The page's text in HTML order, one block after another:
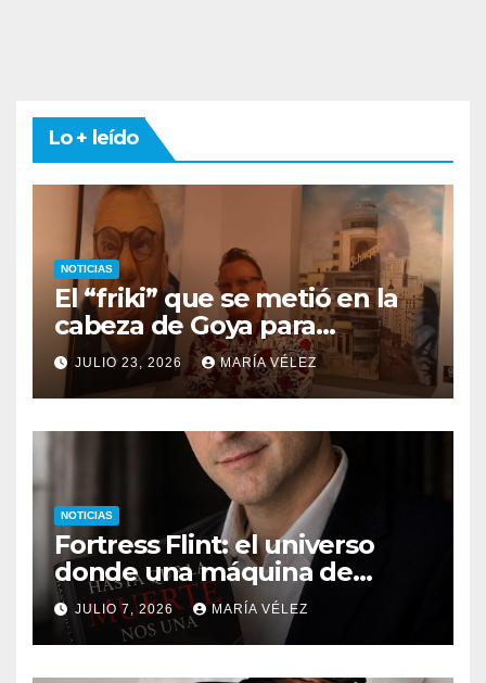
Lo + leído
NOTICIAS
El “friki” que se metió en la
cabeza de Goya para
descubrir qué esconden sus
monstruos
JULIO 23, 2026 MARÍA VÉLEZ
NOTICIAS
Fortress Flint: el universo
donde una máquina de
escribir, un silbido o un
recuerdo pueden cambiarlo
todo
JULIO 7, 2026 MARÍA VÉLEZ